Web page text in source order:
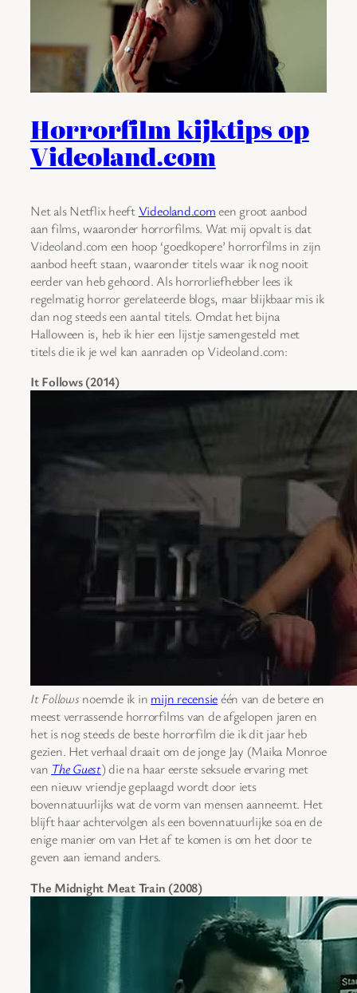
Horrorfilm kijktips op
Videoland.com
Net als Netflix heeftVideoland.comeen groot aanbod
aan films, waaronder horrorfilms. Wat mij opvalt is dat
Videoland.com een hoop ‘goedkopere’ horrorfilms in zijn
aanbod heeft staan, waaronder titels waar ik nog nooit
eerder van heb gehoord. Als horrorliefhebber lees ik
regelmatig horror gerelateerde blogs, maar blijkbaar mis ik
dan nog steeds een aantal titels. Omdat het bijna
Halloween is, heb ik hier een lijstje samengesteld met
titels die ik je wel kan aanraden op Videoland.com:
It Follows (2014)
It Follows noemde ik in mijn recensieéén van de betere en
meest verrassende horrorfilms van de afgelopen jaren en
het is nog steeds de beste horrorfilm die ik dit jaar heb
gezien. Het verhaal draait om de jonge Jay (Maika Monroe
van The Guest) die na haar eerste seksuele ervaring met
een nieuw vriendje geplaagd wordt door iets
bovennatuurlijks wat de vorm van mensen aanneemt. Het
blijft haar achtervolgen als een bovennatuurlijke soa en de
enige manier om van Het af te komen is om het door te
geven aan iemand anders.
The Midnight Meat Train (2008)